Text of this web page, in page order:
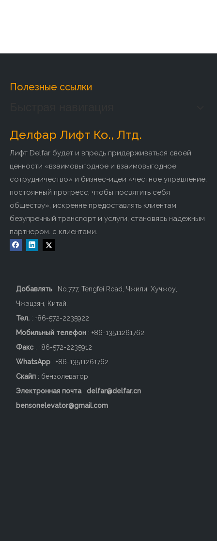
непрерывную эффективную систему работы, такую ​​как
технического обслуживания, мы стремимся удовлетворить
Заводское введение:
Полезные ссылки
Делфар Лифт Ко., Лтд.
Лифт Delfar будет и впредь придерживаться своей
ценности «взаимовыгодное и взаимовыгодное
сотрудничество» и бизнес-идеи «честное управление,
постоянный прогресс, чтобы посвятить себя
обществу», искренне предоставлять клиентам
безупречный транспорт и услуги, становясь надежным
партнером. с клиентами.
Добавлять : No.777, Tengfei Road, Чжили, Хучжоу,
Чжэцзян, Китай.
Тел. : +86-572-2235922
Мобильный телефон : +86-13511261762
Факс : +86-572-2235912
WhatsApp : +86-13511261762
Скайп : бензолеватор
Электронная почта: delfar@delfar.cn
bensonelevator@gmail.com